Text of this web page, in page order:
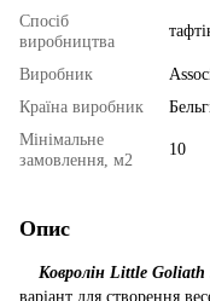
Спосіб
виробництва
Виробник
Країна виробник
Мінімальне
замовлення, м2
10
Опис
Ковролін Little Goliath
варіант для створення